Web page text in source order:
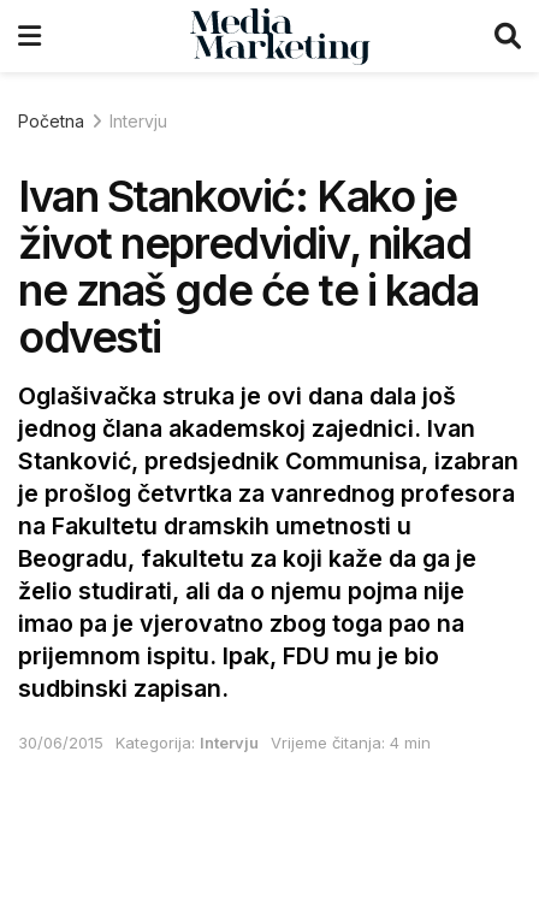
Početna Intervju
Ivan Stanković: Kako je
život nepredvidiv, nikad
ne znaš gde će te i kada
odvesti
Oglašivačka struka je ovi dana dala još
jednog člana akademskoj zajednici. Ivan
Stanković, predsjednik Communisa, izabran
je prošlog četvrtka za vanrednog profesora
na Fakultetu dramskih umetnosti u
Beogradu, fakultetu za koji kaže da ga je
želio studirati, ali da o njemu pojma nije
imao pa je vjerovatno zbog toga pao na
prijemnom ispitu. Ipak, FDU mu je bio
sudbinski zapisan.
30/06/2015 Kategorija: Intervju Vrijeme čitanja: 4 min